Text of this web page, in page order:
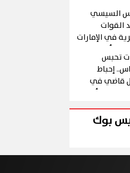
السيسي
القوات
في الإمارات
زيارة أخوية
تحبس
إحباط
قاضي في
الحلقة 10 من رأس
بوك